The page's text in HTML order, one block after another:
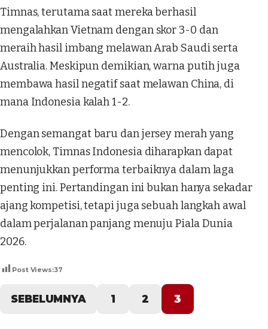
Timnas, terutama saat mereka berhasil
mengalahkan Vietnam dengan skor 3-0 dan
meraih hasil imbang melawan Arab Saudi serta
Australia. Meskipun demikian, warna putih juga
membawa hasil negatif saat melawan China, di
mana Indonesia kalah 1-2.
Dengan semangat baru dan jersey merah yang
mencolok, Timnas Indonesia diharapkan dapat
menunjukkan performa terbaiknya dalam laga
penting ini. Pertandingan ini bukan hanya sekadar
ajang kompetisi, tetapi juga sebuah langkah awal
dalam perjalanan panjang menuju Piala Dunia
2026.
Post Views:37
SEBELUMNYA 1 2 3